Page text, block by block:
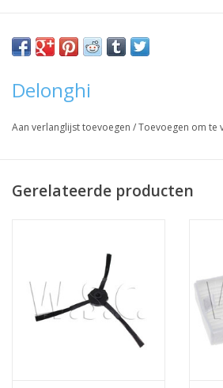
Vraag hier meer informatie en prijzen
Delonghi
Aan verlanglijst toevoegen /Toevoegen om te
Gerelateerde producten